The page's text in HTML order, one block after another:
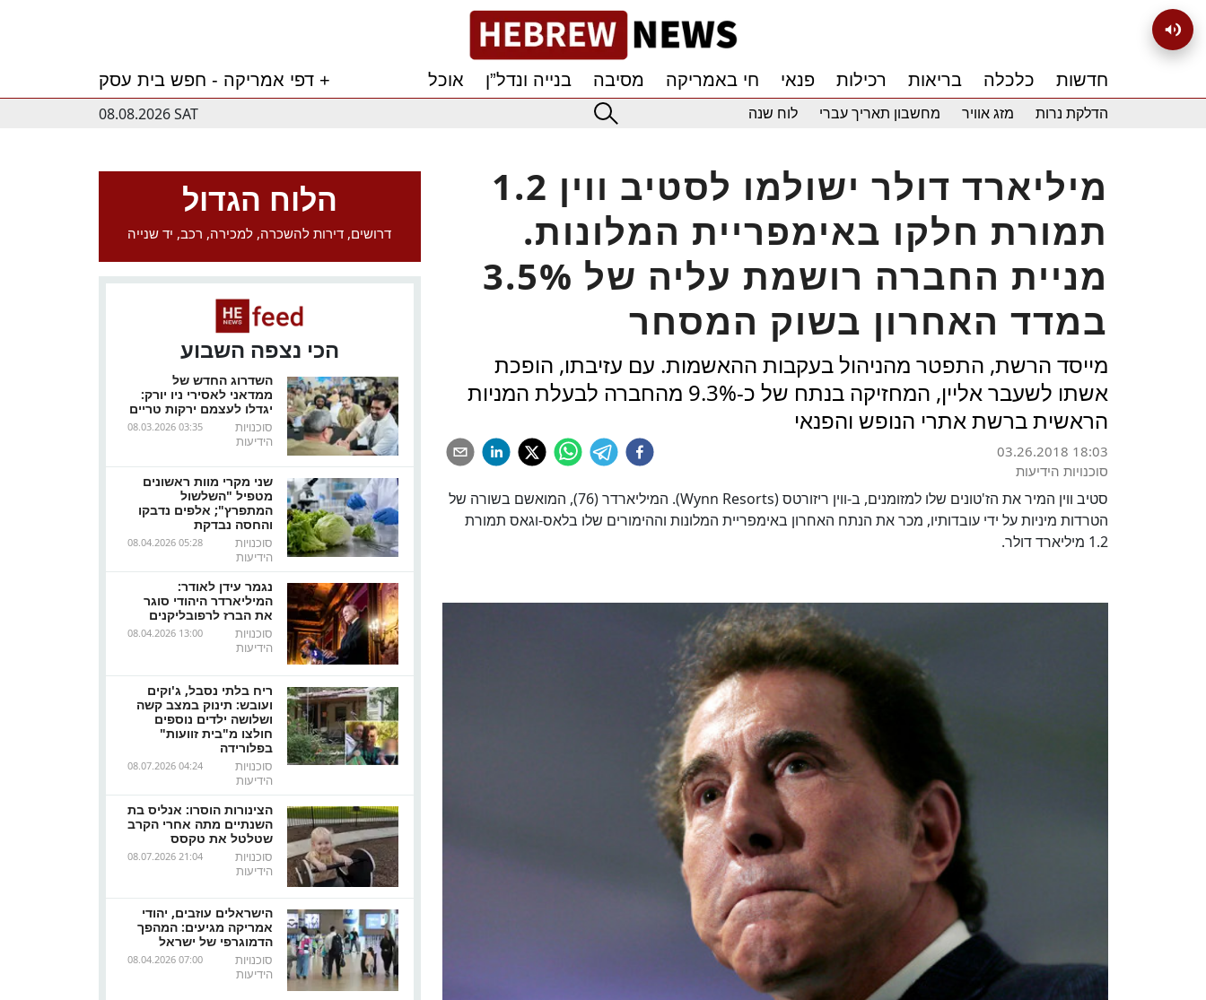
דפי אמריקה - חפש בית עסק + חדשות כלכלה בריאות רכילות פנאי חי באמריקה מסיבה בנייה ונדל”ן
אוכל
08.08.2026 SAT
הדלקת נרות מזג אוויר מחשבון תאריך עברי לוח שנה
הלוח הגדול
דרושים, דירות להשכרה, למכירה, רכב, יד שנייה
הכי נצפה השבוע
השדרוג החדש של
ממדאני לאסירי ניו יורק:
יגדלו לעצמם ירקות טריים
08.03.2026 03:35
סוכנויות
הידיעות
שני מקרי מוות ראשונים
מטפיל "השלשול
המתפרץ"; אלפים נדבקו
והחסה נבדקת
08.04.2026 05:28
סוכנויות
הידיעות
נגמר עידן לאודר:
המיליארדר היהודי סוגר
את הברז לרפובליקנים
08.04.2026 13:00
סוכנויות
הידיעות
ריח בלתי נסבל, ג'וקים
ועובש: תינוק במצב קשה
ושלושה ילדים נוספים
חולצו מ"בית זוועות"
בפלורידה
08.07.2026 04:24
סוכנויות
הידיעות
הצינורות הוסרו: אנליס בת
השנתיים מתה אחרי הקרב
שטלטל את טקסס
08.07.2026 21:04
סוכנויות
הידיעות
הישראלים עוזבים, יהודי
אמריקה מגיעים: המהפך
הדמוגרפי של ישראל
08.04.2026 07:00
סוכנויות
הידיעות
1.2 מיליארד דולר ישולמו לסטיב ווין
תמורת חלקו באימפריית המלונות.
מניית החברה רושמת עליה של 3.5%
במדד האחרון בשוק המסחר
מייסד הרשת, התפטר מהניהול בעקבות ההאשמות. עם עזיבתו, הופכת
אשתו לשעבר אליין, המחזיקה בנתח של כ-9.3% מהחברה לבעלת המניות
הראשית ברשת אתרי הנופש והפנאי
03.26.2018 18:03
סוכנויות הידיעות
סטיב ווין המיר את הז'טונים שלו למזומנים, ב-ווין ריזורטס (Wynn Resorts
). המיליארדר (76), המואשם בשורה של
הטרדות מיניות על ידי עובדותיו, מכר את הנתח האחרון באימפריית המלונות וההימורים שלו בלאס-וגאס תמורת
1.2 מיליארד דולר.